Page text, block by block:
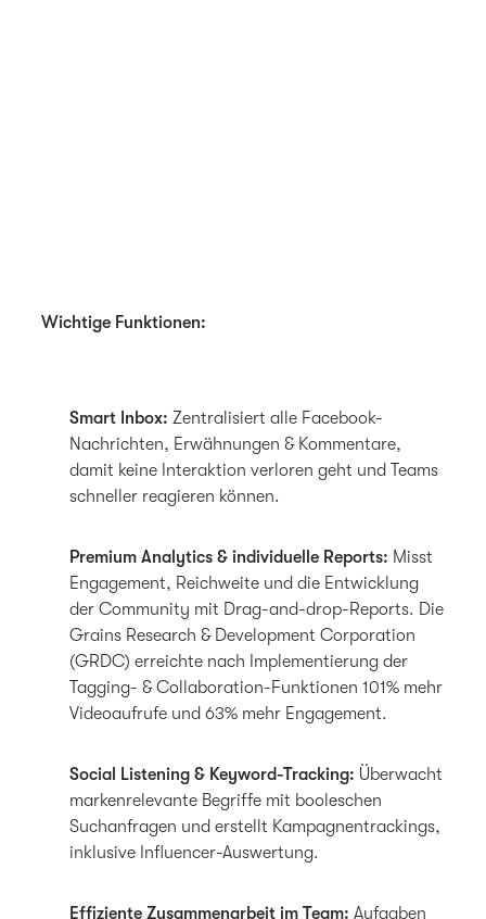
Wichtige Funktionen:
Smart Inbox: Zentralisiert alle Facebook-
Nachrichten, Erwähnungen & Kommentare,
damit keine Interaktion verloren geht und Teams
schneller reagieren können.
Premium Analytics & individuelle Reports: Misst
Engagement, Reichweite und die Entwicklung
der Community mit Drag-and-drop-Reports. Die
Grains Research & Development Corporation
(GRDC) erreichte nach Implementierung der
Tagging- & Collaboration-Funktionen 101% mehr
Videoaufrufe und 63% mehr Engagement.
Social Listening & Keyword-Tracking: Überwacht
markenrelevante Begriffe mit booleschen
Suchanfragen und erstellt Kampagnentrackings,
inklusive Influencer-Auswertung.
Effiziente Zusammenarbeit im Team: Aufgaben